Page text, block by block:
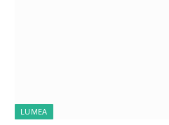
LUMEA